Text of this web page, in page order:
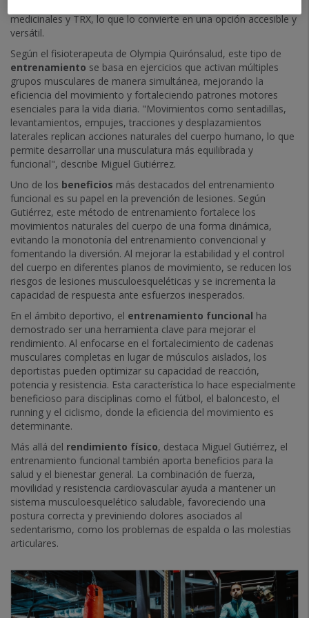
medicinales y TRX, lo que lo convierte en una opción accesible y
versátil.
Según el fisioterapeuta de Olympia Quirónsalud, este tipo de
entrenamiento se basa en ejercicios que activan múltiples
grupos musculares de manera simultánea, mejorando la
eficiencia del movimiento y fortaleciendo patrones motores
esenciales para la vida diaria. "Movimientos como sentadillas,
levantamientos, empujes, tracciones y desplazamientos
laterales replican acciones naturales del cuerpo humano, lo que
permite desarrollar una musculatura más equilibrada y
funcional", describe Miguel Gutiérrez.
Uno de los beneficios más destacados del entrenamiento
funcional es su papel en la prevención de lesiones. Según
Gutiérrez, este método de entrenamiento fortalece los
movimientos naturales del cuerpo de una forma dinámica,
evitando la monotonía del entrenamiento convencional y
fomentando la diversión. Al mejorar la estabilidad y el control
del cuerpo en diferentes planos de movimiento, se reducen los
riesgos de lesiones musculoesqueléticas y se incrementa la
capacidad de respuesta ante esfuerzos inesperados.
En el ámbito deportivo, el entrenamiento funcional ha
demostrado ser una herramienta clave para mejorar el
rendimiento. Al enfocarse en el fortalecimiento de cadenas
musculares completas en lugar de músculos aislados, los
deportistas pueden optimizar su capacidad de reacción,
potencia y resistencia. Esta característica lo hace especialmente
beneficioso para disciplinas como el fútbol, el baloncesto, el
running y el ciclismo, donde la eficiencia del movimiento es
determinante.
Más allá del rendimiento físico, destaca Miguel Gutiérrez, el
entrenamiento funcional también aporta beneficios para la
salud y el bienestar general. La combinación de fuerza,
movilidad y resistencia cardiovascular ayuda a mantener un
sistema musculoesquelético saludable, favoreciendo una
postura correcta y previniendo dolores asociados al
sedentarismo, como los problemas de espalda o las molestias
articulares.